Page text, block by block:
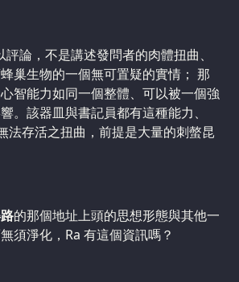
論，不是講述發問者的肉體扭曲、
巢生物的一個無可置疑的實情； 那
智能力如同一個整體、可以被一個強
。該器皿與書記員都有這種能力、
法存活之扭曲，前提是大量的刺螫昆
的那個地址上頭的思想形態與其他一
須淨化，Ra 有這個資訊嗎？